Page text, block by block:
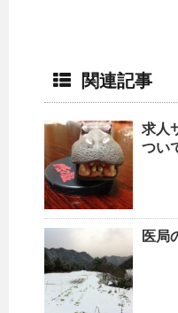
関連記事
求人
つい
医局